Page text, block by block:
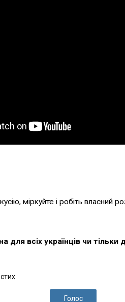
міркуйте і робіть власний
для всіх українців чи тільки